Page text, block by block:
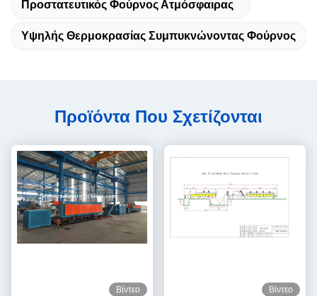
Προστατευτικός Φούρνος Ατμόσφαιρας
Υψηλής Θερμοκρασίας Συμπυκνώνοντας Φούρνος
Προϊόντα Που Σχετίζονται
Βίντεο Βίντεο